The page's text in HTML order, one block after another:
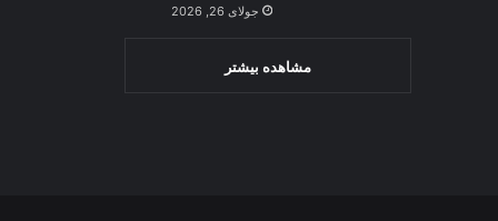
جولای 26, 2026
مشاهده بیشتر